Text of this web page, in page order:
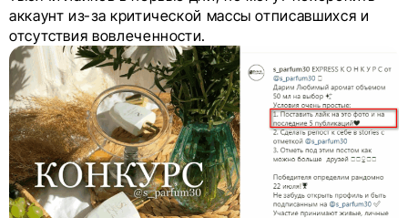
аккаунт из-за критической массы отписавшихся и
отсутствия вовлеченности.